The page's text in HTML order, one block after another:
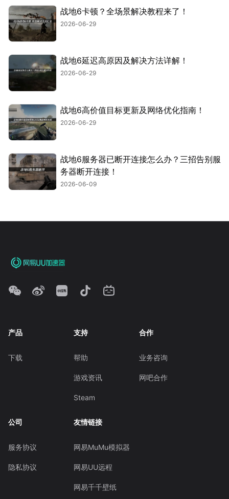
战地6卡顿？全场景解决教程来了！
2026-06-29
战地6延迟高原因及解决方法详解！
2026-06-29
战地6高价值目标更新及网络优化指南！
2026-06-29
战地6服务器已断开连接怎么办？三招告别服
务器断开连接！
2026-06-09
产品
下载
支持
帮助
游戏资讯
Steam
合作
业务咨询
网吧合作
公司
服务协议
隐私协议
友情链接
网易MuMu模拟器
网易UU远程
网易千千壁纸